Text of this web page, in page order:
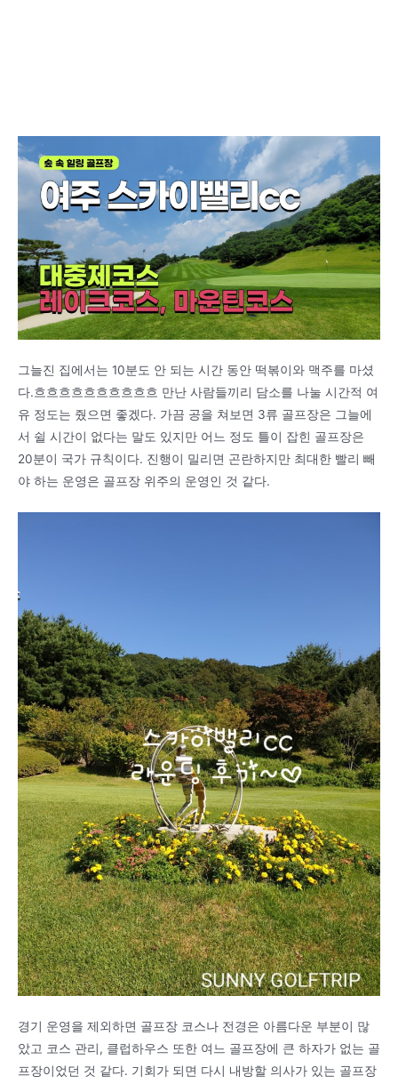
그늘진 집에서는 10분도 안 되는 시간 동안 떡볶이와 맥주를 마셨
다.흐흐흐흐흐흐흐흐흐흐 만난 사람들끼리 담소를 나눌 시간적 여
유 정도는 줬으면 좋겠다. 가끔 공을 쳐보면 3류 골프장은 그늘에
서 쉴 시간이 없다는 말도 있지만 어느 정도 틀이 잡힌 골프장은
20분이 국가 규칙이다. 진행이 밀리면 곤란하지만 최대한 빨리 빼
야 하는 운영은 골프장 위주의 운영인 것 같다.
경기 운영을 제외하면 골프장 코스나 전경은 아름다운 부분이 많
았고 코스 관리, 클럽하우스 또한 여느 골프장에 큰 하자가 없는 골
프장이었던 것 같다. 기회가 되면 다시 내방할 의사가 있는 골프장